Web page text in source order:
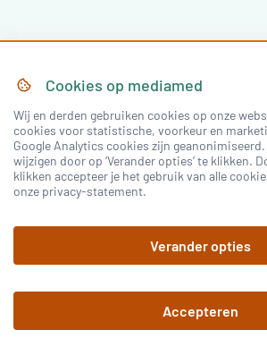
Home
Nascholing Nieuws
Congressen
Cookies op mediamed
Wij en derden gebruiken cookies op onze
cookies voor statistische, voorkeur en
Google Analytics cookies zijn
wijzigen door op ‘Verander opties’ te klikken.
klikken accepteer je het gebruik van alle
onze privacy-statement.
Verander opties
Accepteren